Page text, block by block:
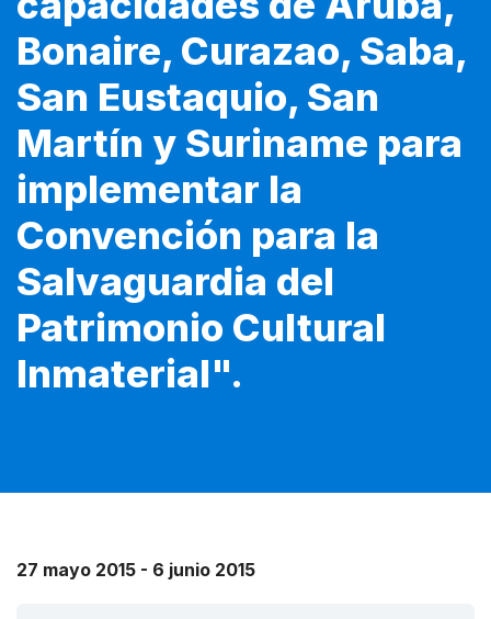
Bonaire, Curazao, Saba,
San Eustaquio, San
Martín y Suriname para
implementar la
Convención para la
Salvaguardia del
Patrimonio Cultural
Inmaterial".
27 mayo 2015 - 6 junio 2015